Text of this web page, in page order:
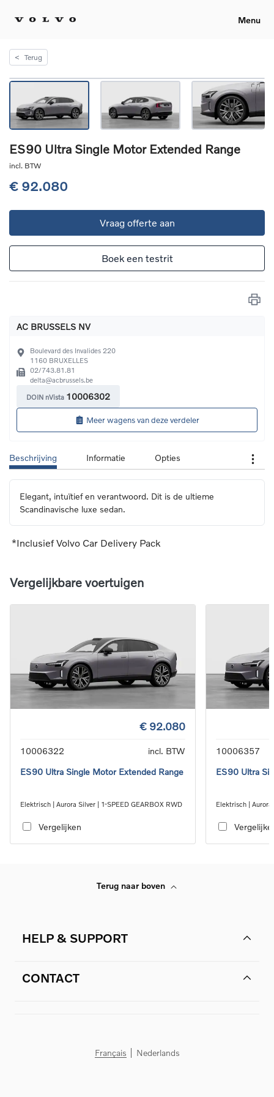
Menu
< Terug
ES90 Ultra Single Motor Extended Range
incl. BTW
€ 92.080
Vraag offerte aan
Boek een testrit
AC BRUSSELS NV
Boulevard des Invalides 220
1160 BRUXELLES
02/743.81.81
delta@acbrussels.be
DOIN nVista 10006302
Meer wagens van deze verdeler
Beschrijving Informatie Opties
Elegant, intuïtief en verantwoord. Dit is de ultieme
Scandinavische luxe sedan.
*Inclusief Volvo Car Delivery Pack
Vergelijkbare voertuigen
€ 92.080
10006322
incl. BTW
ES90 Ultra Single Motor Extended Range
Elektrisch | Aurora Silver | 1-SPEED GEARBOX RWD
Vergelijken
10006357
ES90 Ultra
Elektrisch |
Terug naar boven
HELP & SUPPORT
CONTACT
Français Nederlands